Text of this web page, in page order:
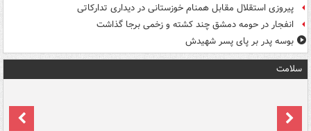
پیروزی استقلال مقابل همنام خوزستانی در دیداری تدارکاتی
انفجار در حومه دمشق چند کشته و زخمی برجا گذاشت
بوسه‌ پدر بر پای پسر شهیدش
سلامت